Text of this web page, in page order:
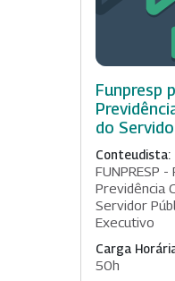
Funpresp
do
Conteudista:
FUNPRESP
Previdência
Servidor
Executivo
Carga
50h